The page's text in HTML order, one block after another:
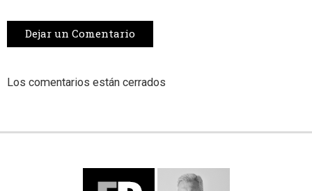
Dejar un Comentario
Los comentarios están cerrados